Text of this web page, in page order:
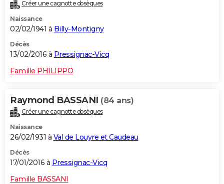
Créer une cagnotte obsèques
Naissance
02/02/1941 à Billy-Montigny
Décès
13/02/2016 à Pressignac-Vicq
Famille PHILIPPO
Raymond BASSANI (84 ans)
Créer une cagnotte obsèques
Naissance
26/02/1931 à Val de Louyre et Caudeau
Décès
17/01/2016 à Pressignac-Vicq
Famille BASSANI